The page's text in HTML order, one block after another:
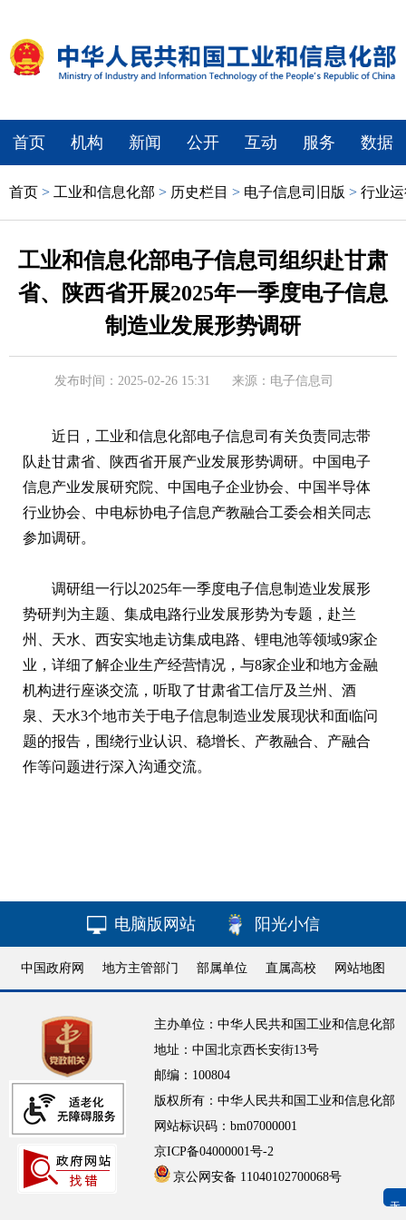
首页 机构 新闻 公开 互动 服务 数据
首页 > 工业和信息化部 > 历史栏目 > 电子信息司旧版 > 行业
工业和信息化部电子信息司组织赴甘肃
省、陕西省开展2025年一季度电子信息
制造业发展形势调研
发布时间：2025-02-26 15:31 来源：电子信息司
近日，工业和信息化部电子信息司有关负责同志带
队赴甘肃省、陕西省开展产业发展形势调研。中国电子
信息产业发展研究院、中国电子企业协会、中国半导体
行业协会、中电标协电子信息产教融合工委会相关同志
参加调研。
调研组一行以2025年一季度电子信息制造业发展形
势研判为主题、集成电路行业发展形势为专题，赴兰
州、天水、西安实地走访集成电路、锂电池等领域9家企
业，详细了解企业生产经营情况，与8家企业和地方金融
机构进行座谈交流，听取了甘肃省工信厅及兰州、酒
泉、天水3个地市关于电子信息制造业发展现状和面临问
题的报告，围绕行业认识、稳增长、产教融合、产融合
作等问题进行深入沟通交流。
无障碍浏览
电脑版网站 阳光小信
中国政府网 地方主管部门 部属单位 直属高校 网站地图
主办单位：中华人民共和国工业和信息化部
地址：中国北京西长安街13号
邮编：100804
版权所有：中华人民共和国工业和信息化部
网站标识码：bm07000001
京ICP备04000001号-2
京公网安备 11040102700068号